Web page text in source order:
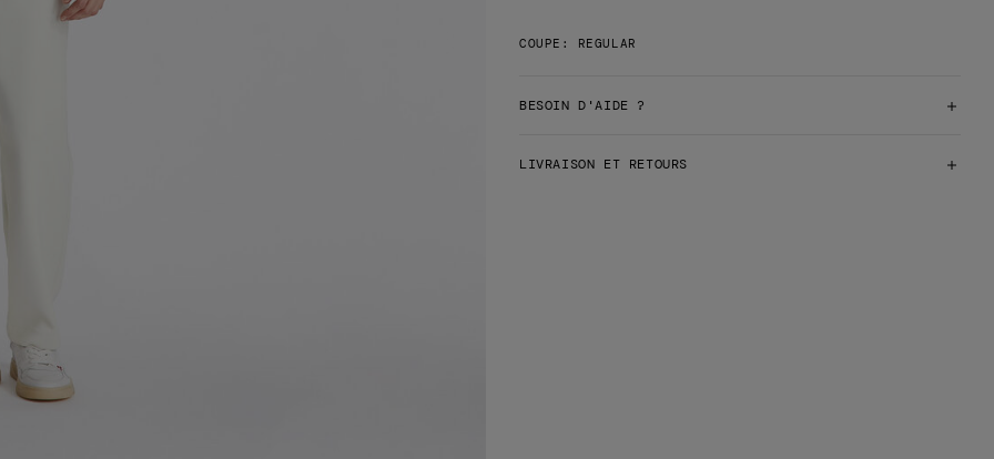
COUPE: REGULAR
BESOIN D'AIDE ?
LIVRAISON ET RETOURS